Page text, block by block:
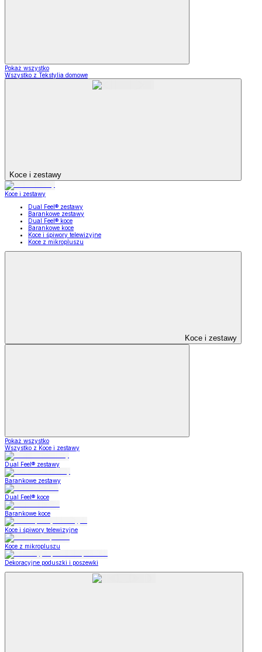
Pokaż wszystko
Wszystko z Tekstylia domowe
Koce i zestawy
Koce i zestawy
Dual Feel® zestawy
Barankowe zestawy
Dual Feel® koce
Barankowe koce
Koce i śpiwory telewizyjne
Koce z mikropluszu
Koce i zestawy
Pokaż wszystko
Wszystko z Koce i zestawy
Dual Feel® zestawy
Barankowe zestawy
Dual Feel® koce
Barankowe koce
Koce i śpiwory telewizyjne
Koce z mikropluszu
Dekoracyjne poduszki i poszewki